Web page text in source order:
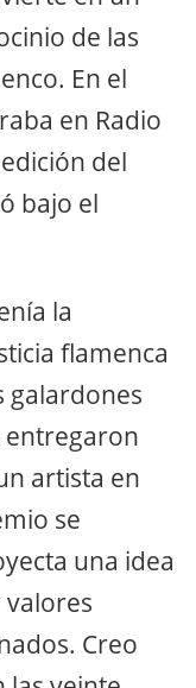
de las
En el
en Radio
del
bajo el
la
flamenca
galardones
entregaron
artista en
se
una idea
Creo